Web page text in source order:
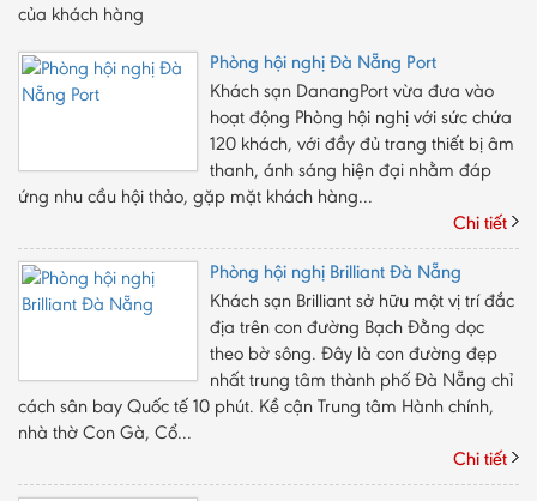
của khách hàng
Phòng hội nghị Đà Nẵng Port
Khách sạn DanangPort vừa đưa vào
hoạt động Phòng hội nghị với sức chứa
120 khách, với đầy đủ trang thiết bị âm
thanh, ánh sáng hiện đại nhằm đáp
ứng nhu cầu hội thảo, gặp mặt khách hàng...
Chi tiết
Phòng hội nghị Brilliant Đà Nẵng
Khách sạn Brilliant sở hữu một vị trí đắc
địa trên con đường Bạch Đằng dọc
theo bờ sông. Đây là con đường đẹp
nhất trung tâm thành phố Đà Nẵng chỉ
cách sân bay Quốc tế 10 phút. Kề cận Trung tâm Hành chính,
nhà thờ Con Gà, Cổ...
Chi tiết